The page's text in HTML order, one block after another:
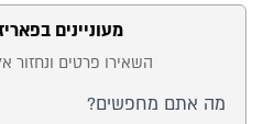
דגם
מעוניינים
השאירו פרטים ונחזור
מה אתם מחפשים?